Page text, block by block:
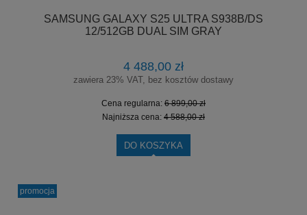
SAMSUNG GALAXY S25 ULTRA S938B/DS
12/512GB DUAL SIM GRAY
4 488,00 zł
zawiera 23% VAT, bez kosztów dostawy
Cena regularna: 6 899,00 zł
Najniższa cena: 4 588,00 zł
DO KOSZYKA
promocja